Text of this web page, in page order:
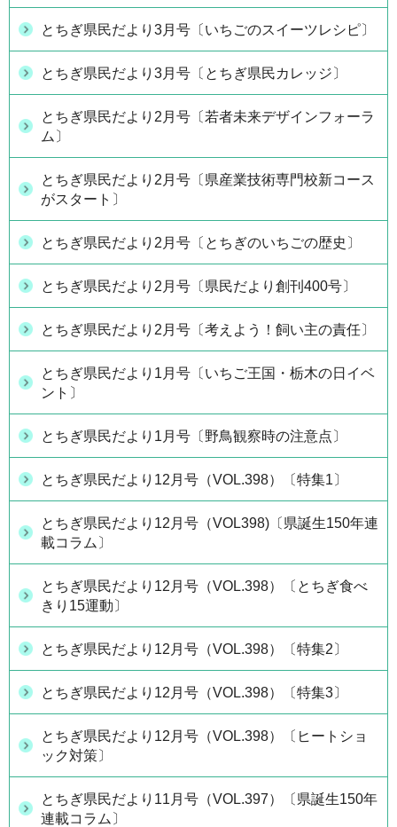
とちぎ県民だより3月号〔いちごのスイーツレシピ〕
とちぎ県民だより3月号〔とちぎ県民カレッジ〕
とちぎ県民だより2月号〔若者未来デザインフォーラ
ム〕
とちぎ県民だより2月号〔県産業技術専門校新コース
がスタート〕
とちぎ県民だより2月号〔とちぎのいちごの歴史〕
とちぎ県民だより2月号〔県民だより創刊400号〕
とちぎ県民だより2月号〔考えよう！飼い主の責任〕
とちぎ県民だより1月号〔いちご王国・栃木の日イベ
ント〕
とちぎ県民だより1月号〔野鳥観察時の注意点〕
とちぎ県民だより12月号（VOL.398）〔特集1〕
とちぎ県民だより12月号（VOL398)〔県誕生150年連
載コラム〕
とちぎ県民だより12月号（VOL.398）〔とちぎ食べ
きり15運動〕
とちぎ県民だより12月号（VOL.398）〔特集2〕
とちぎ県民だより12月号（VOL.398）〔特集3〕
とちぎ県民だより12月号（VOL.398）〔ヒートショ
ック対策〕
とちぎ県民だより11月号（VOL.397）〔県誕生150年
連載コラム〕